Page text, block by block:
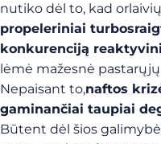
nutiko dėl to, kad
propeleriniai
konkurenciją
lėmė mažesnė
Nepaisant to,naftos
gaminančiai taupiai
Būtent dėl šios